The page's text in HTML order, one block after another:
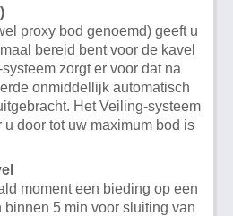
proxy bod genoemd) geeft u
bereid bent voor de kavel
zorgt er voor dat na
onmiddellijk automatisch
Het Veiling-systeem
u door tot uw maximum bod is
moment een bieding op een
binnen 5 min voor sluiting van